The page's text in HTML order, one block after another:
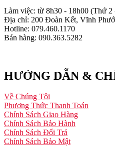
Làm việc: từ 8h30 - 18h00 (Thứ 2
Địa chỉ: 200 Đoàn Kết, Vĩnh
Hotline: 079.460.1170
Bán hàng: 090.363.5282
HƯỚNG DẪN &
Về Chúng Tôi
Phương Thức Thanh Toán
Chính Sách Giao Hàng
Chính Sách Bảo Hành
Chính Sách Đổi Trả
Chính Sách Bảo Mật